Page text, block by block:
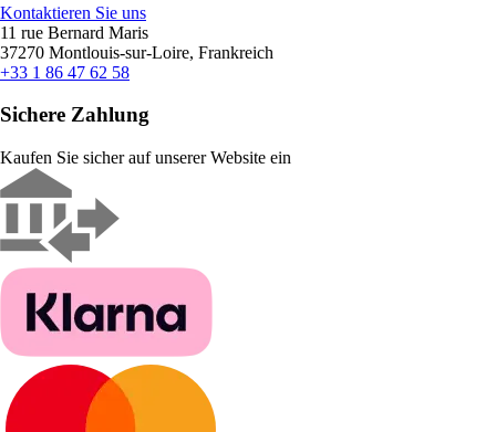
Kontaktieren Sie uns
11 rue Bernard Maris
37270 Montlouis-sur-Loire, Frankreich
+33 1 86 47 62 58
Sichere Zahlung
Kaufen Sie sicher auf unserer Website ein